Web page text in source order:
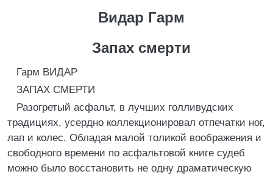
Видар Гарм
Запах смерти
Гарм ВИДАР
ЗАПАХ СМЕРТИ
Разогретый асфальт, в лучших голливудских
традициях, усердно коллекционировал отпечатки ног,
лап и колес. Обладая малой толикой воображения и
свободного времени по асфальтовой книге судеб
можно было восстановить не одну драматическую